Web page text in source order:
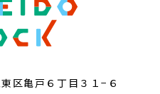
区亀戸６丁目３１−６